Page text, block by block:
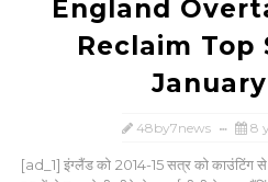
England
Reclaim
January
48by7news 8
[ad_1] इंग्लैंड को 2014-15 सत्र को काउंटिंग से